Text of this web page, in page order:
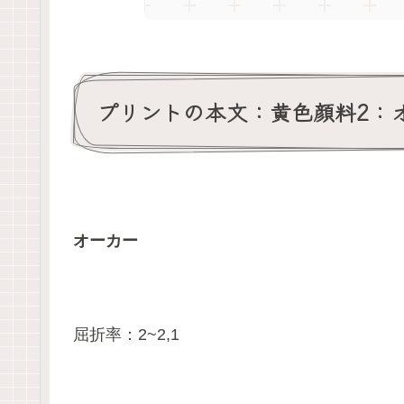
プリントの本文：黄色顔料2：
オーカー
屈折率：2~2,1